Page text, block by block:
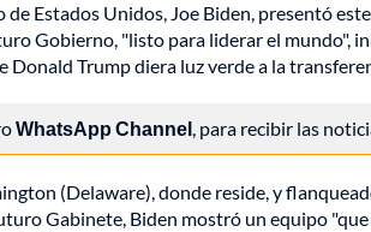
de Estados Unidos, Joe Biden, presentó
Gobierno, "listo para liderar el mundo",
Donald Trump diera luz verde a la
WhatsApp Channel, para recibir las
(Delaware), donde reside, y
Gabinete, Biden mostró un equipo